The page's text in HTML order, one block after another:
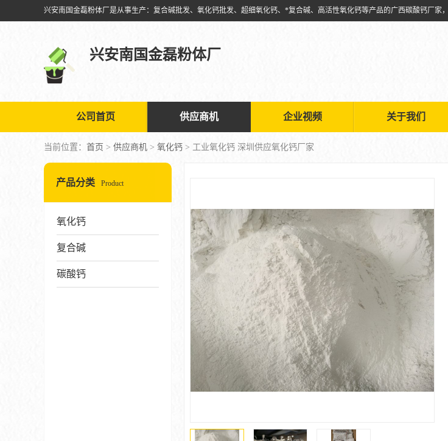
兴安南国金磊粉体厂
公司首页 供应商机 企业视频 关于我们
当前位置： 首页 > 供应商机 > 氧化钙 > 工业氧化钙 深圳供应氧化钙厂家
产品分类 Product
氧化钙
复合碱
碳酸钙